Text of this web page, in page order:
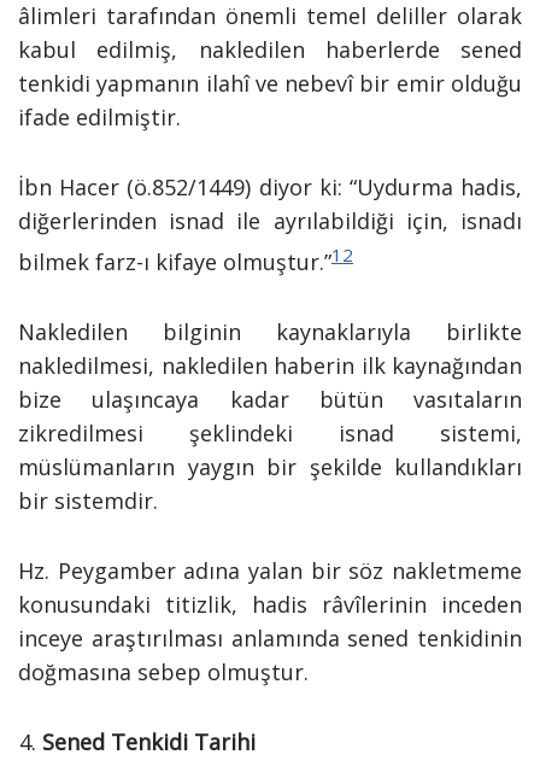
âlimleri tarafından önemli temel deliller olarak
kabul edilmiş, nakledilen haberlerde sened
tenkidi yapmanın ilahî ve nebevî bir emir olduğu
ifade edilmiştir.
İbn Hacer (ö.852/1449) diyor ki: “Uydurma hadis,
diğerlerinden isnad ile ayrılabildiği için, isnadı
bilmek farz-ı kifaye olmuştur.”12
Nakledilen bilginin kaynaklarıyla birlikte
nakledilmesi, nakledilen haberin ilk kaynağından
bize ulaşıncaya kadar bütün vasıtaların
zikredilmesi şeklindeki isnad sistemi,
müslümanların yaygın bir şekilde kullandıkları
bir sistemdir.
Hz. Peygamber adına yalan bir söz nakletmeme
konusundaki titizlik, hadis râvîlerinin inceden
inceye araştırılması anlamında sened tenkidinin
doğmasına sebep olmuştur.
Sened Tenkidi Tarihi